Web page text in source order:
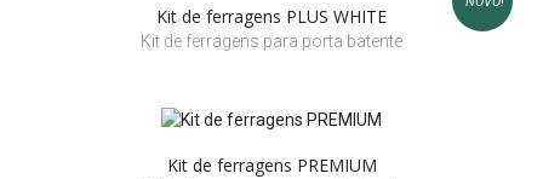
Kit de ferragens PLUS WHITE
Kit de ferragens para porta batente
Kit de ferragens PREMIUM